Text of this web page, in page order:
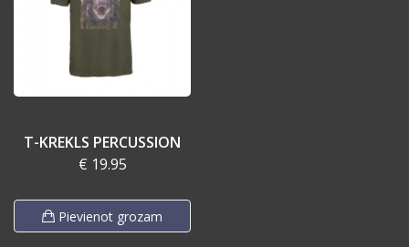
T-KREKLS PERCUSSION
€ 19.95
Pievienot grozam